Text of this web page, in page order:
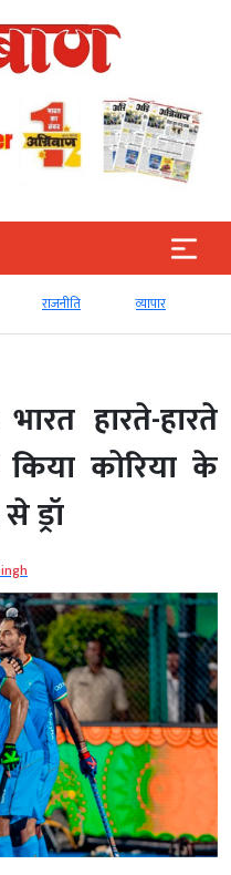
राजनीति व्‍यापार
हारते-हारते
कोरिया के
ड्रॉ